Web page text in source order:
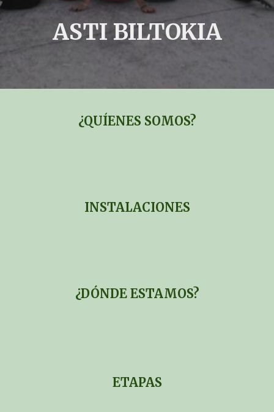
ASTI BILTOKIA
¿QUÍENES SOMOS?
INSTALACIONES
¿DÓNDE ESTAMOS?
ETAPAS